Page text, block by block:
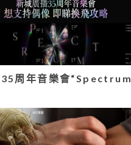
周年音樂會“Spectrum